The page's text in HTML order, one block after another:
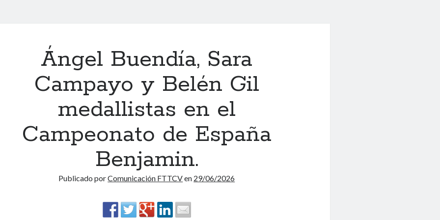
Ángel Buendía, Sara
Campayo y Belén Gil
medallistas en el
Campeonato de España
Benjamin.
Publicado porComunicación FTTCVen 29/06/2026